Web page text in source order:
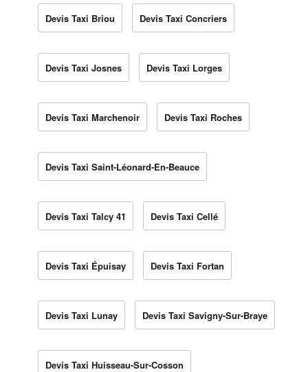
Devis Taxi Briou Devis Taxi Concriers
Devis Taxi Josnes Devis Taxi Lorges
Devis Taxi Marchenoir Devis Taxi Roches
Devis Taxi Saint-Léonard-En-Beauce
Devis Taxi Talcy 41 Devis Taxi Cellé
Devis Taxi Épuisay Devis Taxi Fortan
Devis Taxi Lunay Devis Taxi Savigny-Sur-Braye
Devis Taxi Huisseau-Sur-Cosson